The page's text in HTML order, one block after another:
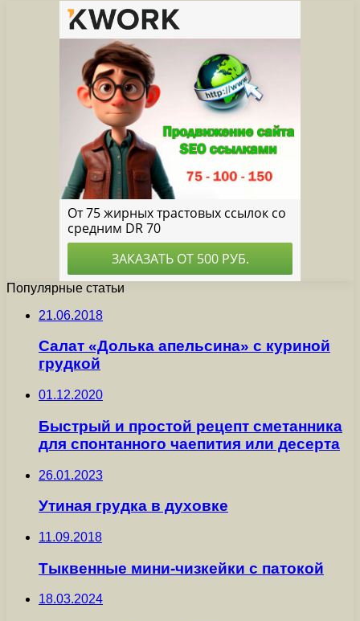
Популярные статьи
21.06.2018
Салат «Долька апельсина» с куриной
грудкой
01.12.2020
Быстрый и простой рецепт сметанника
для спонтанного чаепития или десерта
26.01.2023
Утиная грудка в духовке
11.09.2018
Тыквенные мини-чизкейки с патокой
18.03.2024